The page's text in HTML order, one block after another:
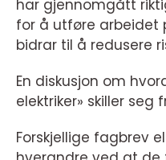
har gjennomgått
for å utføre arbeidet
bidrar til å redusere
En diskusjon om
elektriker» skiller seg
Forskjellige fagbrev